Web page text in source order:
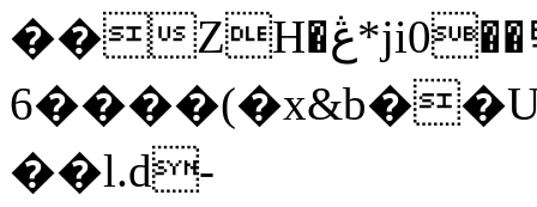
��ZH�ڠ*ji0��탃
��l.d-